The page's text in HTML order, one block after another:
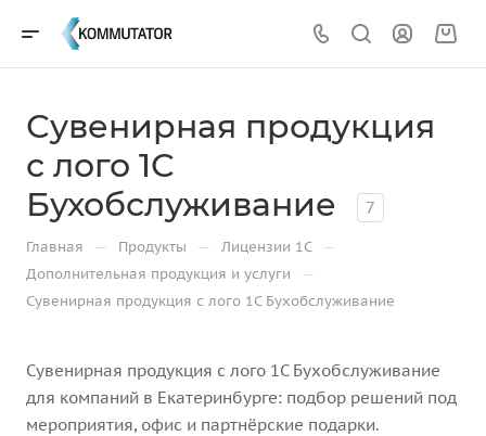
Сувенирная продукция
с лого 1С
Бухобслуживание
7
Главная — Продукты — Лицензии 1С —
Дополнительная продукция и услуги —
Сувенирная продукция с лого 1С Бухобслуживание
Сувенирная продукция с лого 1С Бухобслуживание
для компаний в Екатеринбурге: подбор решений под
мероприятия, офис и партнёрские подарки.